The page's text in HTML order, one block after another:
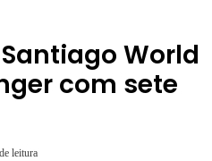
World
com sete
leitura